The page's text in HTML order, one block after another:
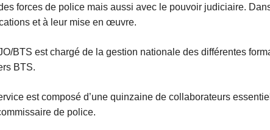
forces de police mais aussi avec le pouvoir judiciaire.
et à leur mise en œuvre.
BTS est chargé de la gestion nationale des différentes
BTS.
est composé d’une quinzaine de collaborateurs
de police.